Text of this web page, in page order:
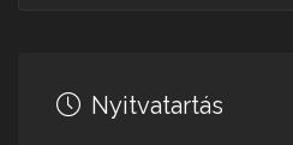
Nyitvatartás